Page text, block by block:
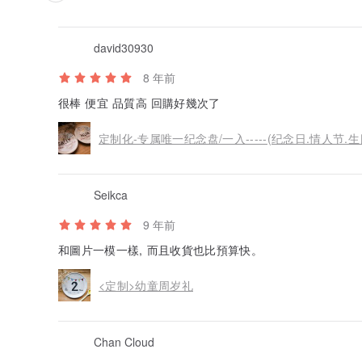
david30930
8 年前
很棒 便宜 品質高 回購好幾次了
定制化-专属唯一纪念盘/一入-----(纪念日.情人节.
Seikca
9 年前
和圖片一模一樣, 而且收貨也比預算快。
<定制>幼童周岁礼
Chan Cloud